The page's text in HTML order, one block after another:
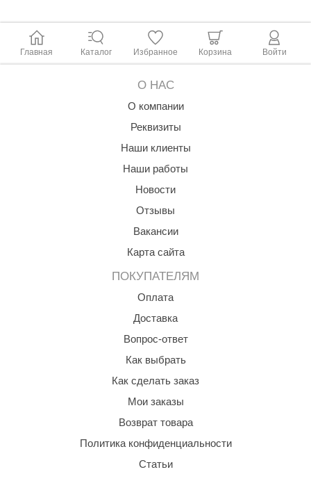
Главная Каталог Избранное Корзина Войти
О НАС
О компании
Реквизиты
Наши клиенты
Наши работы
Новости
Отзывы
Вакансии
Карта сайта
ПОКУПАТЕЛЯМ
Оплата
Доставка
Вопрос-ответ
Как выбрать
Как сделать заказ
Мои заказы
Возврат товара
Политика конфиденциальности
Статьи